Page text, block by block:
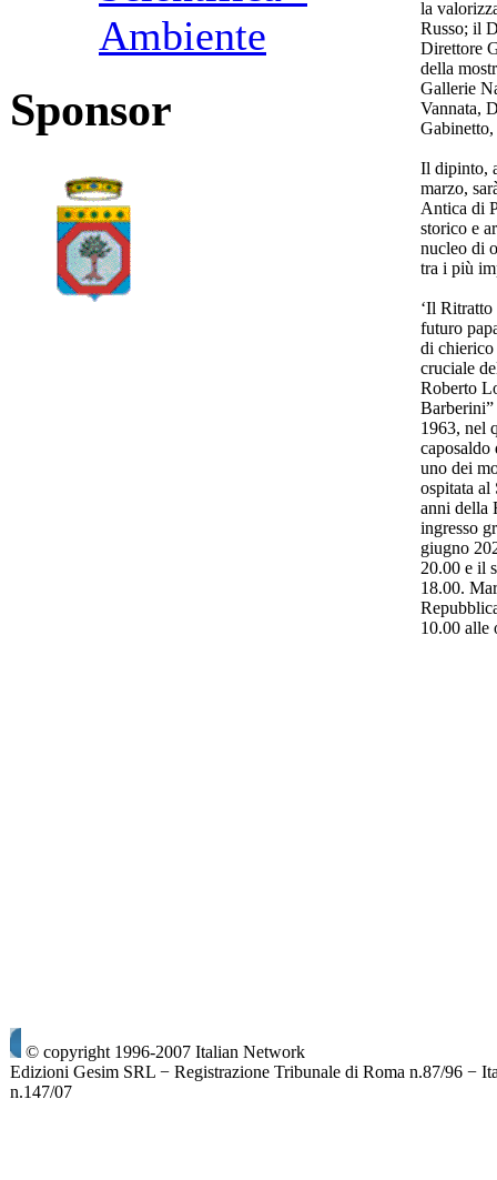
Ambiente
Sponsor
la
Russo; il
Direttore
della
Gallerie
Vannata,
Il dipinto,
marzo,
Antica di
storico e
nucleo di
tra i più
‘Il
futuro
di chierico
cruciale
Roberto
Barberini”
1963, nel
caposaldo
uno dei
ospitata al
anni della
ingresso
giugno
20.00 e il
18.00.
10.00
© copyright 1996-2007 Italian Network
Edizioni Gesim SRL − Registrazione Tribunale di Roma n.87/96 −
n.147/07